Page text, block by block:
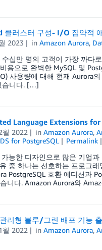
러스터 구성- I/O 집약적
2023 inAmazon Aurora,
십만 명의 고객이 가장 까다
용으로 완벽한 MySQL 및
사용량에 대해 현재 Aurora
습니다. […]
Language Extensions for
월 2022 inAmazon Aurora,
for PostgreSQL Permalink
능한 디자인으로 많은 기업
중 하나는 선호하는 프로그
PostgreSQL 호환 에디션과
니다. Amazon Aurora와
리형 블루/그린 배포 기능
월 2022 inAmazon Aurora,